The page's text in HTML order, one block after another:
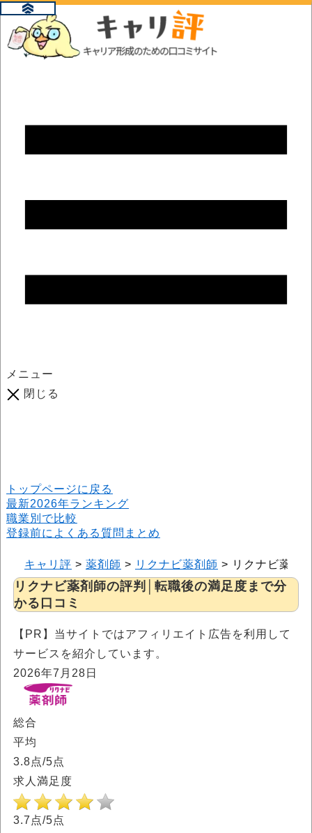
メニュー
閉じる
トップページに戻る
最新2026年ランキング
職業別で比較
登録前によくある質問まとめ
キャリ評 > 薬剤師 > リクナビ薬剤師 > リクナビ薬剤
リクナビ薬剤師の評判│転職後の満足度まで分
かる口コミ
【PR】当サイトではアフィリエイト広告を利用して
サービスを紹介しています。
2026年7月28日
総合
平均
3.8点/5点
求人満足度
3.7点/5点